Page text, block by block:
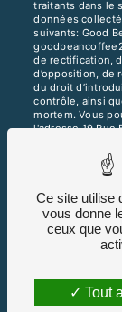
traitants dans le
données
suivants: Good
de rectification,
d’opposition, de
du droit
contrôle, ainsi
mortem. Vous
l'adresse 19 Rue
électronique à
justificatif
vos données
la durée de
des
d'opposition au
adresse:
d’informations
Ce site utilise
vous donne
ceux que
Tout